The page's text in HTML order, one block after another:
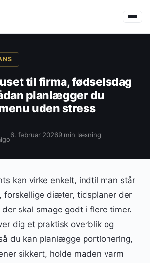
til firma, fødselsdag
planlægger du
uden stress
6. februar 20269 min læsning
kan virke enkelt, indtil man står
forskellige diæter, tidsplaner der
skal smage godt i flere timer.
dig et praktisk overblik og
du kan planlægge portionering,
sikkert, holde maden varm